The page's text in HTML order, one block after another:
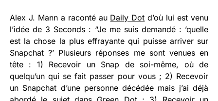
Alex J. Mann a raconté au Daily Dot d’où lui est venu
l’idée de 3 Seconds : “Je me suis demandé : ’quelle
est la chose la plus effrayante qui puisse arriver sur
Snapchat ?’ Plusieurs réponses me sont venues en
tête : 1) Recevoir un Snap de soi-même, où de
quelqu’un qui se fait passer pour vous ; 2) Recevoir
un Snapchat d’une personne décédée mais j’ai déjà